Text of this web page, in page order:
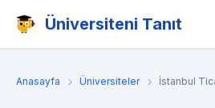
Üniversiteni Tanıt
Anasayfa Üniversiteler İstanbul